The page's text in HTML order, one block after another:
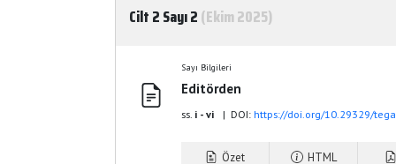
Cilt 2 Sayı 2(Ekim 2025)
Sayı Bilgileri
Editörden
ss. i - vi | DOI: https://doi.org/10.29329/
Özet HTML